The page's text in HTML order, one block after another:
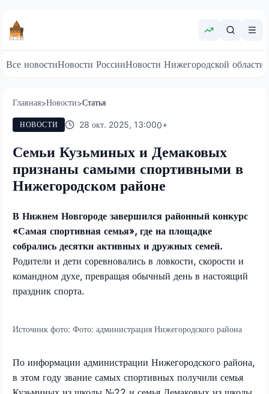
Все новостиНовости РоссииНовости Нижегородской области
Главная>Новости>Статья
НОВОСТИ 28 окт. 2025, 13:000+
Семьи Кузьминых и Демаковых
признаны самыми спортивными в
Нижегородском районе
В Нижнем Новгороде завершился районный конкурс
«Самая спортивная семья», где на площадке
собрались десятки активных и дружных семей.
Родители и дети соревновались в ловкости, скорости и
командном духе, превращая обычный день в настоящий
праздник спорта.
Источник фото: Фото: администрация Нижегородского района
По информации администрации Нижегородского района,
в этом году звание самых спортивных получили семья